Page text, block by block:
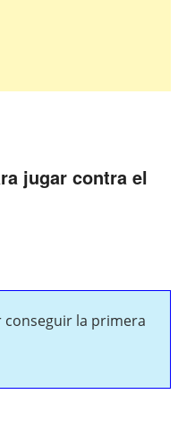
jugar contra el
conseguir la primera